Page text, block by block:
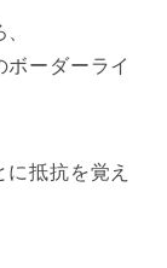
ーダーライ
抵抗を覚え